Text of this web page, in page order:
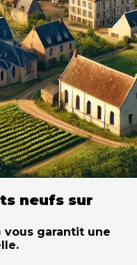
neufs sur
vous garantit une